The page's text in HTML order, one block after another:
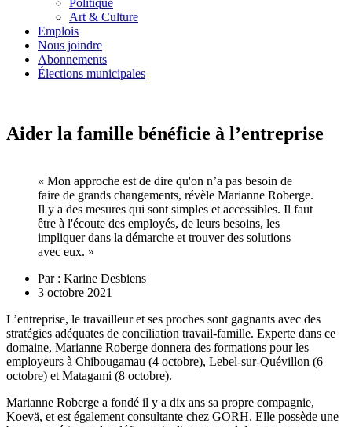
Politique
Art & Culture
Emplois
Nous joindre
Abonnements
Élections municipales
Aider la famille bénéficie à l’entreprise
« Mon approche est de dire qu'on n’a pas besoin de
faire de grands changements, révèle Marianne Roberge.
Il y a des mesures qui sont simples et accessibles. Il faut
être à l'écoute des employés, de leurs besoins, les
impliquer dans la démarche et trouver des solutions
avec eux. »
Par : Karine Desbiens
3 octobre 2021
L’entreprise, le travailleur et ses proches sont gagnants avec des
stratégies adéquates de conciliation travail-famille. Experte dans ce
domaine, Marianne Roberge donnera des formations pour les
employeurs à Chibougamau (4 octobre), Lebel-sur-Quévillon (6
octobre) et Matagami (8 octobre).
Marianne Roberge a fondé il y a dix ans sa propre compagnie,
Koevä, et est également consultante chez GORH. Elle possède une